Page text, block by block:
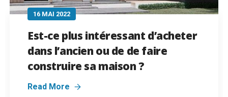
3 MARS 2022
Prêt à taux zéro et dispositif
PINEL, quoi de neuf ?
Read More